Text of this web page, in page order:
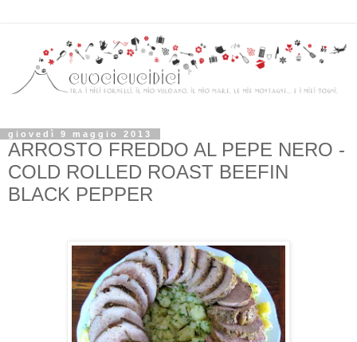
giovedì 9 maggio 2013
ARROSTO FREDDO AL PEPE NERO -
COLD ROLLED ROAST BEEFIN
BLACK PEPPER